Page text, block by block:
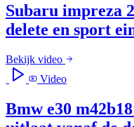
Subaru impreza
delete en sport
Bekijk video
Video
Bmw e30